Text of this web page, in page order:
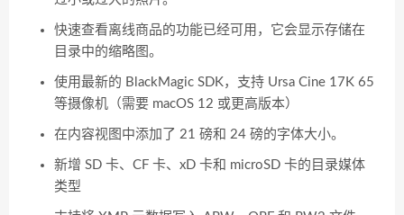
快速查看离线商品的功能已经可用，它会显示存储在
目录中的缩略图。
使用最新的 BlackMagic SDK，支持 Ursa Cine 17K 65
等摄像机（需要 macOS 12 或更高版本）
在内容视图中添加了 21 磅和 24 磅的字体大小。
新增 SD 卡、CF 卡、xD 卡和 microSD 卡的目录媒体
类型